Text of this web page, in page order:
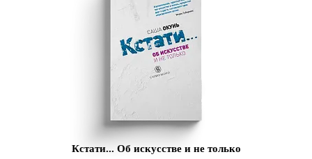
Кстати... Об искусстве и не только